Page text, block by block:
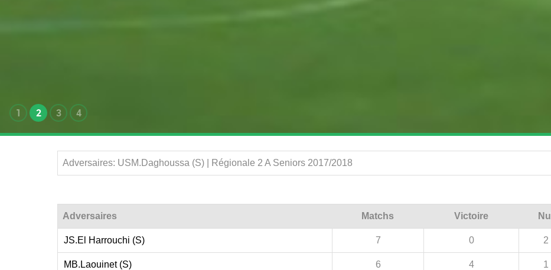
1 2 3 4
Adversaires: USM.Daghoussa (S) | Régionale 2 A Seniors 2017/2018
Adversaires Matchs Victoire Nul
JS.El Harrouchi (S) 7 0 2
MB.Laouinet (S) 6 4 1